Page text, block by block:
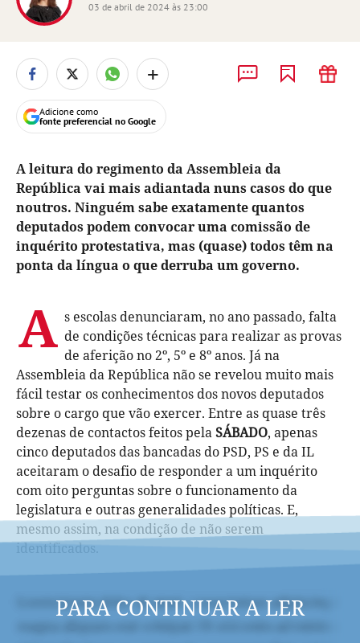
03 de abril de 2024 às 23:00
+
Adicione como
fonte preferencial no Google
A leitura do regimento da Assembleia da
República vai mais adiantada nuns casos do que
noutros. Ninguém sabe exatamente quantos
deputados podem convocar uma comissão de
inquérito protestativa, mas (quase) todos têm na
ponta da língua o que derruba um governo.
A s escolas denunciaram, no ano passado, falta
de condições técnicas para realizar as provas
de aferição no 2º, 5º e 8º anos. Já na
Assembleia da República não se revelou muito mais
fácil testar os conhecimentos dos novos deputados
sobre o cargo que vão exercer. Entre as quase três
dezenas de contactos feitos pelaSÁBADO, apenas
cinco deputados das bancadas do PSD, PS e da IL
aceitaram o desafio de responder a um inquérito
com oito perguntas sobre o funcionamento da
legislatura e outras generalidades políticas. E,
mesmo assim, na condição de não serem
identificados.
PARA CONTINUAR A LER